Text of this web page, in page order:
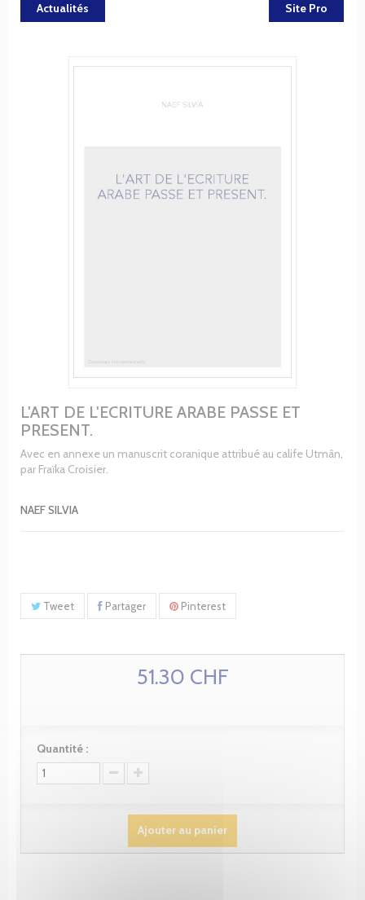
Actualités Site Pro
L'ART DE L'ECRITURE ARABE PASSE ET
PRESENT.
Avec en annexe un manuscrit coranique attribué au calife Utmân,
par Fraïka Croisier.
NAEF SILVIA
Tweet Partager Pinterest
51.30 CHF
Quantité :
Ajouter au panier